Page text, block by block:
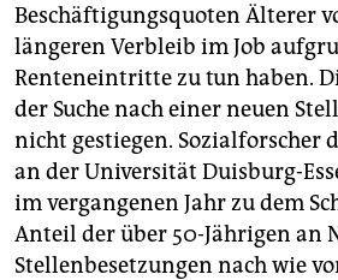
Beschäftigungsquoten Älterer
längeren Verbleib im Job
Renteneintritte zu tun haben.
der Suche nach einer neuen
nicht gestiegen. Sozialforscher
an der Universität Duisburg-
im vergangenen Jahr zu dem
Anteil der über 50-Jährigen an
Stellenbesetzungen nach wie